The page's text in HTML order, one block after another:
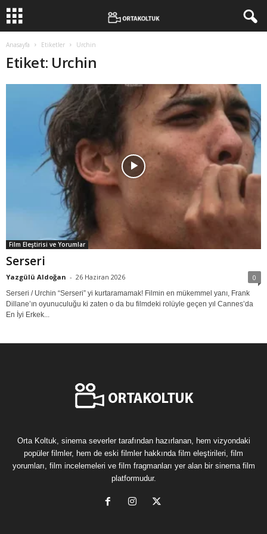
Anasayfa Etiketler Urchin
Etiket: Urchin
Film Eleştirisi ve Yorumlar
Serseri
Yazgülü Aldoğan - 26 Haziran 2026 0
Serseri / Urchin “Serseri” yi kurtaramamak! Filmin en mükemmel yanı, Frank
Dillane’ın oyunuculuğu ki zaten o da bu filmdeki rolüyle geçen yıl Cannes’da
En İyi Erkek...
Orta Koltuk, sinema severler tarafından hazırlanan, hem vizyondaki
popüler filmler, hem de eski filmler hakkında film eleştirileri, film
yorumları, film incelemeleri ve film fragmanları yer alan bir sinema film
platformudur.